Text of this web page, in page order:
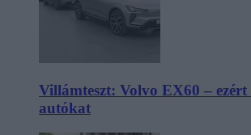
Villámteszt: Volvo EX60 – ezért
autókat